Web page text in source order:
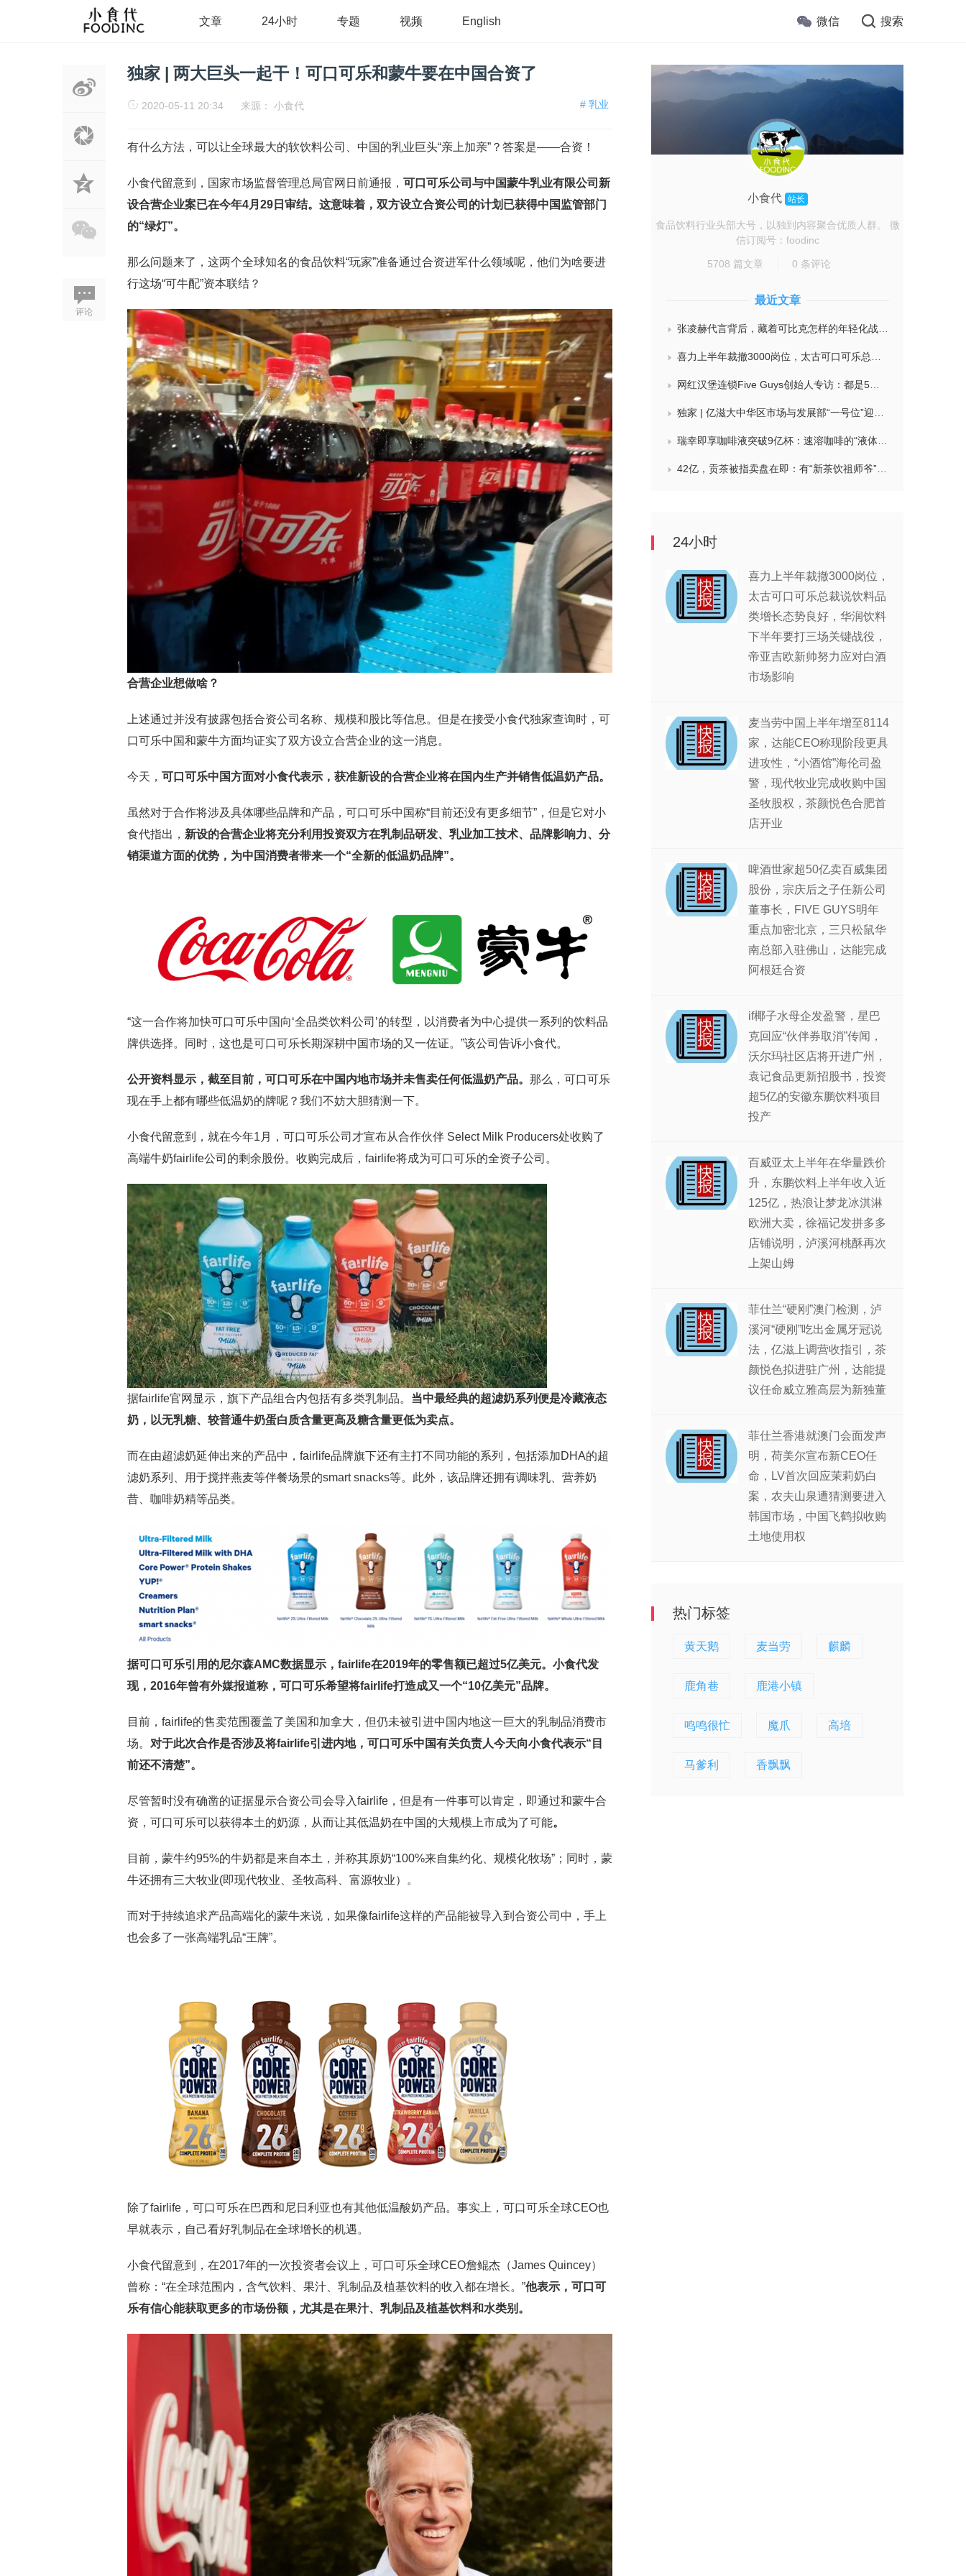
文章 24小时 专题 视频 English 微信 搜索
评论
独家 | 两大巨头一起干！可口可乐和蒙牛要在中国合资了
# 乳业
2020-05-11 20:34 来源： 小食代
有什么方法，可以让全球最大的软饮料公司、中国的乳业巨头“亲上加亲”？答案是——合资！
小食代留意到，国家市场监督管理总局官网日前通报， 可口可乐公司与中国蒙牛乳业有限公司新
设合营企业案已在今年4月29日审结。 这意味着，双方设立合资公司的计划已获得中国监管部门
的“绿灯”。
那么问题来了，这两个全球知名的食品饮料“玩家”准备通过合资进军什么领域呢，他们为啥要进
行这场“可牛配”资本联结？
合营企业想做啥？
上述通过并没有披露包括合资公司名称、规模和股比等信息。但是在接受小食代独家查询时，可
口可乐中国和蒙牛方面均证实了双方设立合营企业的这一消息。
今天， 可口可乐中国方面对小食代表示， 获准新设的合营企业将在国内生产并销售低温奶产品。
虽然对于合作将涉及具体哪些品牌和产品，可口可乐中国称“目前还没有更多细节”，但是它对小
食代指出， 新设的合营企业将充分利用投资双方在乳制品研发、乳业加工技术、品牌影响力、分
销渠道方面的优势，为中国消费者带来一个“全新的低温奶品牌”。
“这一合作将加快可口可乐中国向‘全品类饮料公司’的转型，以消费者为中心提供一系列的饮料品
牌供选择。同时，这也是可口可乐长期深耕中国市场的又一佐证。”该公司告诉小食代。
公开资料显示，截至目前，可口可乐在中国内地市场并未售卖任何低温奶产品。 那么，可口可乐
现在手上都有哪些低温奶的牌呢？我们不妨大胆猜测一下。
小食代留意到，就在今年1月，可口可乐公司才宣布从合作伙伴 Select Milk Producers处收购了
高端牛奶fairlife公司的剩余股份。收购完成后，fairlife将成为可口可乐的全资子公司。
据fairlife官网显示，旗下产品组合内包括有多类乳制品。 当中最经典的超滤奶系列便是冷藏液态
奶，以无乳糖、较普通牛奶蛋白质含量更高及糖含量更低为卖点。
而在由超滤奶延伸出来的产品中，fairlife品牌旗下还有主打不同功能的系列，包括添加DHA的超
滤奶系列、用于搅拌燕麦等伴餐场景的smart snacks等。此外，该品牌还拥有调味乳、营养奶
昔、咖啡奶精等品类。
据可口可乐引用的尼尔森AMC数据显示，fairlife在2019年的零售额已超过5亿美元。小食代发
现，2016年曾有外媒报道称，可口可乐希望将fairlife打造成又一个“10亿美元”品牌。
目前，fairlife的售卖范围覆盖了美国和加拿大，但仍未被引进中国内地这一巨大的乳制品消费市
场。 对于此次合作是否涉及将fairlife引进内地，可口可乐中国有关负责人今天向小食代表示“目
前还不清楚”。
尽管暂时没有确凿的证据显示合资公司会导入fairlife，但是有一件事可以肯定，即通过和蒙牛合
资，可口可乐可以获得本土的奶源，从而让其低温奶在中国的大规模上市成为了可能。
目前，蒙牛约95%的牛奶都是来自本土，并称其原奶“100%来自集约化、规模化牧场”；同时，蒙
牛还拥有三大牧业(即现代牧业、圣牧高科、富源牧业）。
而对于持续追求产品高端化的蒙牛来说，如果像fairlife这样的产品能被导入到合资公司中，手上
也会多了一张高端乳品“王牌”。
除了fairlife，可口可乐在巴西和尼日利亚也有其他低温酸奶产品。事实上，可口可乐全球CEO也
早就表示，自己看好乳制品在全球增长的机遇。
小食代留意到，在2017年的一次投资者会议上，可口可乐全球CEO詹鲲杰（James Quincey）
曾称：“在全球范围内，含气饮料、果汁、乳制品及植基饮料的收入都在增长。”他表示，可口可
乐有信心能获取更多的市场份额，尤其是在果汁、乳制品及植基饮料和水类别。
小食代 站长
食品饮料行业头部大号，以独到内容聚合优质人群。 微
信订阅号：foodinc
5708 篇文章 0 条评论
最近文章
张凌赫代言背后，藏着可比克怎样的年轻化战略？
喜力上半年裁撤3000岗位，太古可口可乐总裁说饮料品类增长态势良好，华润饮料下半年要打三场关键战役，帝亚吉欧新帅努力应对白酒市场影响
网红汉堡连锁Five Guys创始人专访：都是5个儿子和妻子在打理，绝不会与麦当劳正面竞争，要公司上市或卖盘的建议不时出现
独家 | 亿滋大中华区市场与发展部“一号位”迎来新变动，曲向明将卸任
瑞幸即享咖啡液突破9亿杯：速溶咖啡的“液体时代”是如何炼成的？
42亿，贡茶被指卖盘在即：有“新茶饮祖师爷”之称，贝恩资本拟接手
24小时
喜力上半年裁撤3000岗位，
太古可口可乐总裁说饮料品
类增长态势良好，华润饮料
下半年要打三场关键战役，
帝亚吉欧新帅努力应对白酒
市场影响
麦当劳中国上半年增至8114
家，达能CEO称现阶段更具
进攻性，“小酒馆”海伦司盈
警，现代牧业完成收购中国
圣牧股权，茶颜悦色合肥首
店开业
啤酒世家超50亿卖百威集团
股份，宗庆后之子任新公司
董事长，FIVE GUYS明年
重点加密北京，三只松鼠华
南总部入驻佛山，达能完成
阿根廷合资
if椰子水母企发盈警，星巴
克回应“伙伴券取消”传闻，
沃尔玛社区店将开进广州，
袁记食品更新招股书，投资
超5亿的安徽东鹏饮料项目
投产
百威亚太上半年在华量跌价
升，东鹏饮料上半年收入近
125亿，热浪让梦龙冰淇淋
欧洲大卖，徐福记发拼多多
店铺说明，泸溪河桃酥再次
上架山姆
菲仕兰“硬刚”澳门检测，泸
溪河“硬刚”吃出金属牙冠说
法，亿滋上调营收指引，茶
颜悦色拟进驻广州，达能提
议任命威立雅高层为新独董
菲仕兰香港就澳门会面发声
明，荷美尔宣布新CEO任
命，LV首次回应茉莉奶白
案，农夫山泉遭猜测要进入
韩国市场，中国飞鹤拟收购
土地使用权
热门标签
黄天鹅 麦当劳 麒麟
鹿角巷 鹿港小镇
鸣鸣很忙 魔爪 高培
马爹利 香飘飘